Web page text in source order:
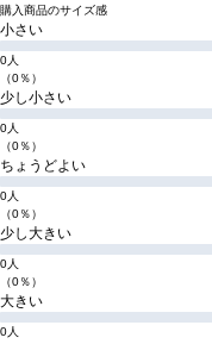
購入商品のサイズ感
小さい
0人
（0％）
少し小さい
0人
（0％）
ちょうどよい
0人
（0％）
少し大きい
0人
（0％）
大きい
0人